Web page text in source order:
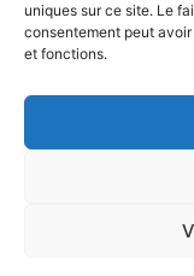
uniques sur ce site. Le
consentement peut
et fonctions.
CR
2024-
CR